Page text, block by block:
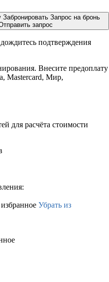
Забронировать Запрос на бронь
запрос
подтверждения
Внесите предоплату
Mastercard, Мир,
для расчёта стоимости
Убрать из